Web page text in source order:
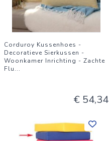
Corduroy Kussenhoes -
Decoratieve Sierkussen -
Woonkamer Inrichting - Zachte
Flu...
€ 54,34